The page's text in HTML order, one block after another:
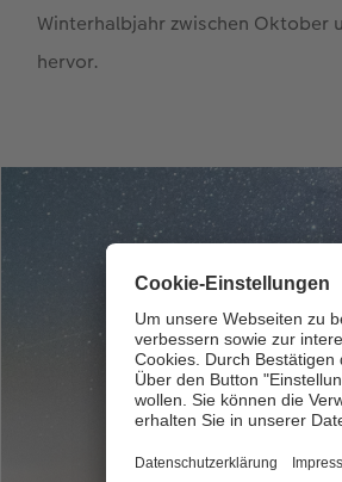
Winterhalbjahr zwischen Oktober
hervor.